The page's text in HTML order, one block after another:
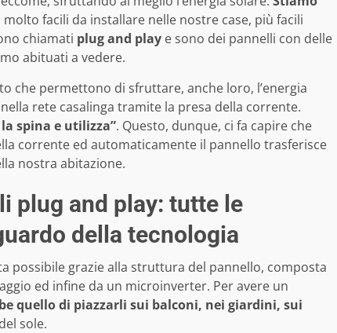
molto facili da installare nelle nostre case, più facili
chiamati plug and play e sono dei pannelli con delle
abituati a vedere.
che permettono di sfruttare, anche loro, l’energia
rete casalinga tramite la presa della corrente.
spina e utilizza”. Questo, dunque, ci fa capire che
corrente ed automaticamente il pannello trasferisce
nostra abitazione.
plug and play: tutte le
della tecnologia
possibile grazie alla struttura del pannello, composta
ed infine da un microinverter. Per avere un
quello di piazzarli sui balconi, nei giardini, sui
sole.